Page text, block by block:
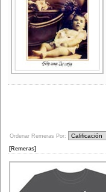
Ordenar Remeras Por:
[Remeras]